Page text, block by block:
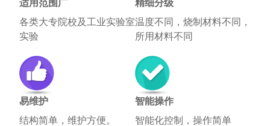
适用范围广
各类大专院校及工业实验室
实验
精细分级
温度不同，烧制材料不同，
所用材料不同
易维护
结构简单，维护方便。
智能操作
智能化控制，操作简单